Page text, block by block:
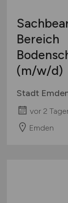
Bereich
(m/w/d)
Stadt
vor 2
Emden